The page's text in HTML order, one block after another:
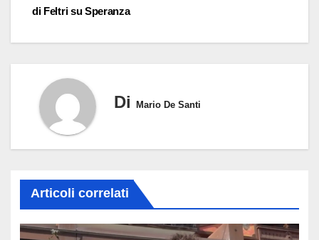
di Feltri su Speranza
Di Mario De Santi
Articoli correlati